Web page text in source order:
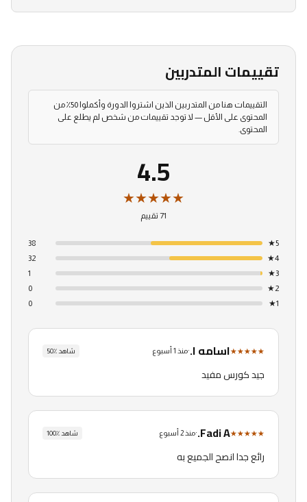
تقييمات المتدربين
التقييمات هنا من المتدربين الذين اشتروا الدورة وأكملوا 50٪ من
المحتوى على الأقل — لا توجد تقييمات من شخص لم يطلع على
المحتوى.
4.5
★★★★★
71 تقييم
5
★
38
4
★
32
3
★
1
2
★
0
1
★
0
★★★★★اسامه ا.·منذ 1 أسبوع شاهد 50٪
جيد كورس مفيد
★★★★★
Fadi A.
·منذ 2 أسبوع شاهد 100٪
رائع جدا انصح الجميع به